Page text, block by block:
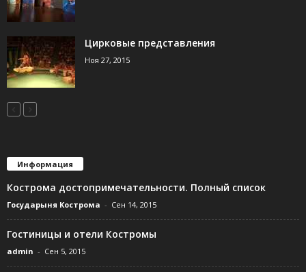
Цирковые представления
Ноя 27, 2015
Информация
Кострома достопримечательности. Полный список
Государыня Кострома - Сен 14, 2015
Гостиницы и отели Костромы
admin - Сен 5, 2015